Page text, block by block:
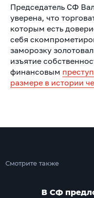
Председатель СФ
уверена, что
которым есть
себя
заморозку
изъятие
финансовым
размере в истории
Смотрите также
В СФ